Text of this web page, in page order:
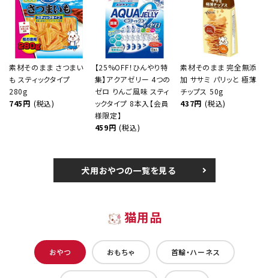
素材そのまま さつまい
も スティックタイプ
280g
745円 (税込)
【25%OFF！ひんやり特
集】アクアゼリー 4つの
ゼロ りんご風味 スティ
ックタイプ 8本入【会員
様限定】
459円 (税込)
素材そのまま 完全無添
加 ササミ パリッと 極薄
チップス 50g
437円 (税込)
犬用おやつの一覧を見る
猫用品
おやつ おもちゃ 首輪・ハーネス